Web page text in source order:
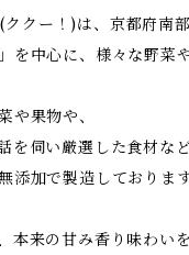
クー！)は、京都府南部
を中心に、様々な野菜
や果物や、
を伺い厳選した食材な
添加で製造しております
本来の甘み香り味わい